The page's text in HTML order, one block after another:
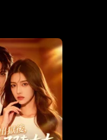
第36集